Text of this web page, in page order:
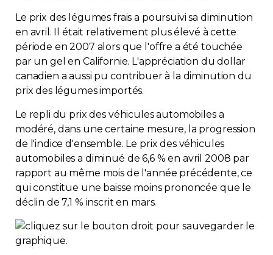
Le prix des légumes frais a poursuivi sa diminution
en avril. Il était relativement plus élevé à cette
période en 2007 alors que l'offre a été touchée
par un gel en Californie. L'appréciation du dollar
canadien a aussi pu contribuer à la diminution du
prix des légumes importés.
Le repli du prix des véhicules automobiles a
modéré, dans une certaine mesure, la progression
de l'indice d'ensemble. Le prix des véhicules
automobiles a diminué de 6,6 % en avril 2008 par
rapport au même mois de l'année précédente, ce
qui constitue une baisse moins prononcée que le
déclin de 7,1 % inscrit en mars.